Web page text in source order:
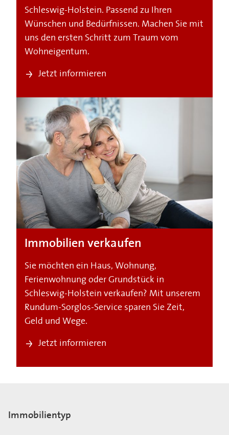
Schleswig-Holstein. Passend zu Ihren
Wünschen und Bedürfnissen. Machen Sie mit
uns den ersten Schritt zum Traum vom
Wohneigentum.
Jetzt informieren
Immobilien verkaufen
Sie möchten ein Haus, Wohnung,
Ferienwohnung oder Grundstück in
Schleswig-Holstein verkaufen? Mit unserem
Rundum-Sorglos-Service sparen Sie Zeit,
Geld und Wege.
Jetzt informieren
Immobilientyp